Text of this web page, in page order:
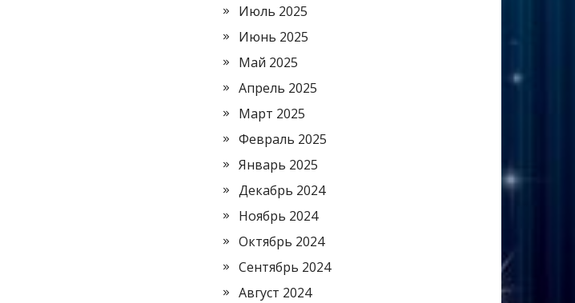
Июль 2025
Июнь 2025
Май 2025
Апрель 2025
Март 2025
Февраль 2025
Январь 2025
Декабрь 2024
Ноябрь 2024
Октябрь 2024
Сентябрь 2024
Август 2024